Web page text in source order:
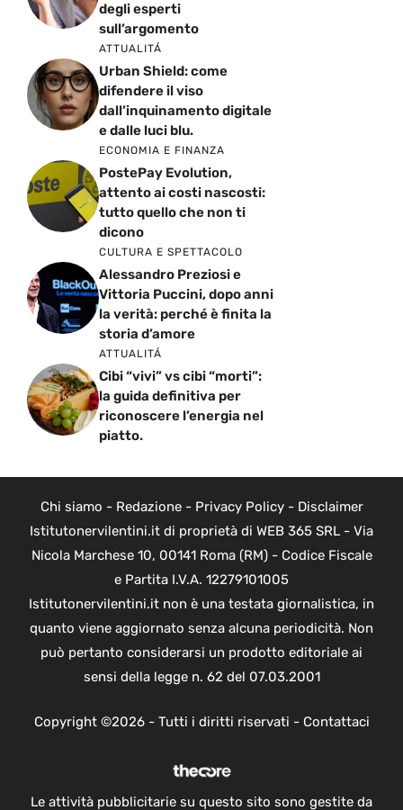
degli esperti
sull’argomento
ATTUALITÁ
Urban Shield: come
difendere il viso
dall’inquinamento digitale
e dalle luci blu.
ECONOMIA E FINANZA
PostePay Evolution,
attento ai costi nascosti:
tutto quello che non ti
dicono
CULTURA E SPETTACOLO
Alessandro Preziosi e
Vittoria Puccini, dopo anni
la verità: perché è finita la
storia d’amore
ATTUALITÁ
Cibi “vivi” vs cibi “morti”:
la guida definitiva per
riconoscere l’energia nel
piatto.
Chi siamo - Redazione- Privacy Policy- Disclaimer
Istitutonervilentini.it di proprietà di WEB 365 SRL - Via
Nicola Marchese 10, 00141 Roma (RM) - Codice Fiscale
e Partita I.V.A. 12279101005
Istitutonervilentini.it non è una testata giornalistica, in
quanto viene aggiornato senza alcuna periodicità. Non
può pertanto considerarsi un prodotto editoriale ai
sensi della legge n. 62 del 07.03.2001
Copyright ©2026 - Tutti i diritti riservati - Contattaci
Le attività pubblicitarie su questo sito sono gestite da